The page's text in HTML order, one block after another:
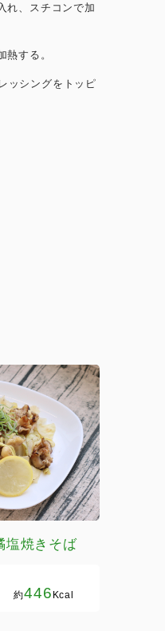
れ、スチコンで加
する。
ッシングをトッピ
塩焼きそば
約446 Kcal